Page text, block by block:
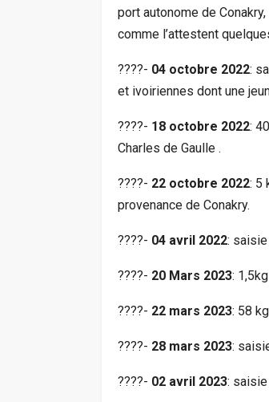
port autonome de
comme l’attestent
????- 04 octobre 2022:
et ivoiriennes dont une
????- 18 octobre 2022:
Charles de Gaulle .
????- 22 octobre 2022: 5
provenance de Conakry.
????- 04 avril 2022:
????- 20 Mars 2023:
????- 22 mars 2023: 58
????- 28 mars 2023:
????- 02 avril 2023: